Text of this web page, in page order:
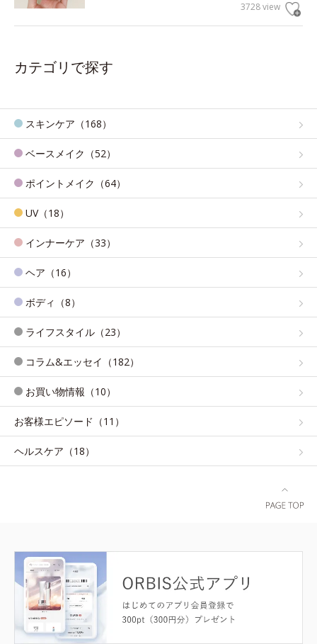
3728 view
カテゴリで探す
スキンケア（168）
ベースメイク（52）
ポイントメイク（64）
UV（18）
インナーケア（33）
ヘア（16）
ボディ（8）
ライフスタイル（23）
コラム&エッセイ（182）
お買い物情報（10）
お客様エピソード（11）
ヘルスケア（18）